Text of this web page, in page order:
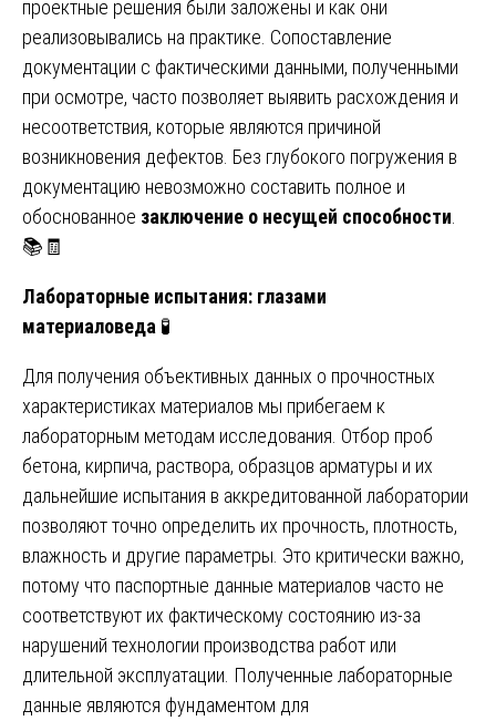
проектные решения были заложены и как они
реализовывались на практике. Сопоставление
документации с фактическими данными, полученными
при осмотре, часто позволяет выявить расхождения и
несоответствия, которые являются причиной
возникновения дефектов. Без глубокого погружения в
документацию невозможно составить полное и
обоснованное заключение о несущей способности
📚🧾
Лабораторные испытания: глазами
материаловеда 🧪
Для получения объективных данных о прочностных
характеристиках материалов мы прибегаем к
лабораторным методам исследования. Отбор проб
бетона, кирпича, раствора, образцов арматуры и их
дальнейшие испытания в аккредитованной лаборатории
позволяют точно определить их прочность, плотность,
влажность и другие параметры. Это критически важно,
потому что паспортные данные материалов часто не
соответствуют их фактическому состоянию из-за
нарушений технологии производства работ или
длительной эксплуатации. Полученные лабораторные
данные являются фундаментом для